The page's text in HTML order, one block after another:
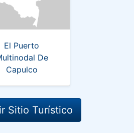
El Puerto
De
Capulco
Sitio Turístico